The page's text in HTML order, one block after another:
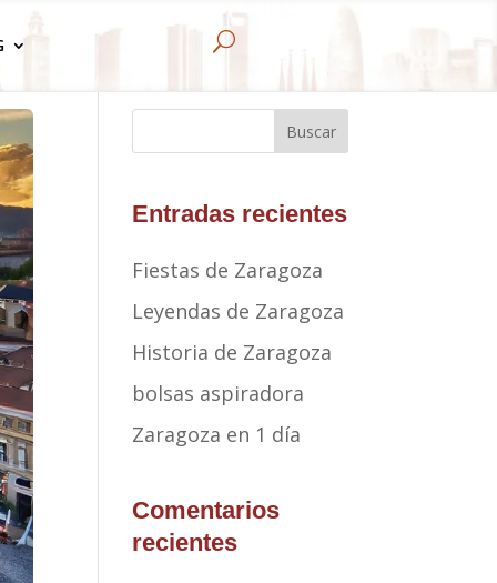
U
Buscar
Entradas recientes
Fiestas de Zaragoza
Leyendas de Zaragoza
Historia de Zaragoza
bolsas aspiradora
Zaragoza en 1 día
Comentarios
recientes